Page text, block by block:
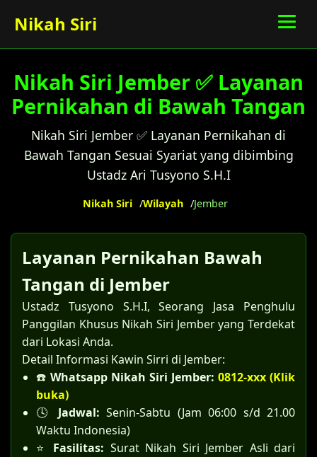
Nikah Siri
Nikah Siri Jember ✅ Layanan
Pernikahan di Bawah Tangan
Nikah Siri Jember ✅ Layanan Pernikahan di
Bawah Tangan Sesuai Syariat yang dibimbing
Ustadz Ari Tusyono S.H.I
Nikah Siri Wilayah Jember
Layanan Pernikahan Bawah
Tangan di Jember
Ustadz Tusyono S.H.I, Seorang Jasa Penghulu
Panggilan Khusus Nikah Siri Jember yang Terdekat
dari Lokasi Anda.
Detail Informasi Kawin Sirri di Jember:
☎️ Whatsapp Nikah Siri Jember: 0812-xxx (Klik
buka)
🕓 Jadwal: Senin-Sabtu (Jam 06:00 s/d 21.00
Waktu Indonesia)
⭐ Fasilitas: Surat Nikah Siri Jember Asli dari